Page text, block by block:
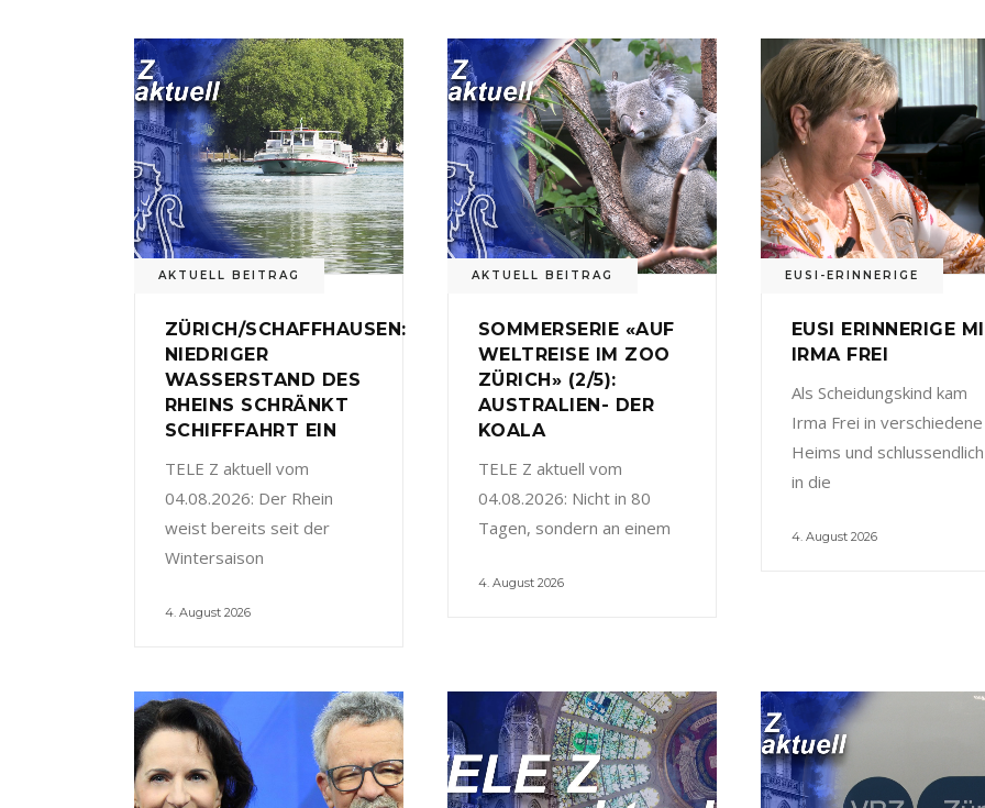
AKTUELL BEITRAG
ZÜRICH/SCHAFFHAUSEN:
NIEDRIGER
WASSERSTAND DES
RHEINS SCHRÄNKT
SCHIFFFAHRT EIN
TELE Z aktuell vom
04.08.2026: Der Rhein
weist bereits seit der
Wintersaison
4. August 2026
AKTUELL BEITRAG
SOMMERSERIE «AUF
WELTREISE IM ZOO
ZÜRICH» (2/5):
AUSTRALIEN- DER
KOALA
TELE Z aktuell vom
04.08.2026: Nicht in 80
Tagen, sondern an einem
4. August 2026
EUSI-ERINNERIGE
EUSI ERINNERIGE
IRMA FREI
Als Scheidungskind kam
Irma Frei in verschiedene
Heims und schlussendlich
in die
4. August 2026